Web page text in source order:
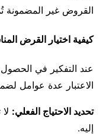
القروض غير المضمونة
كيفية اختيار القرض
عند التفكير في
الاعتبار عدة عوامل
تحديد الاحتياج الفعلي:
إليه.